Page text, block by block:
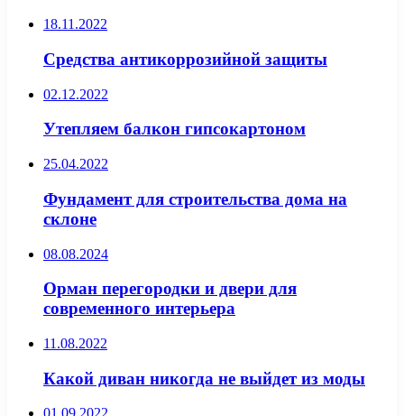
18.11.2022
Средства антикоррозийной защиты
02.12.2022
Утепляем балкон гипсокартоном
25.04.2022
Фундамент для строительства дома на
склоне
08.08.2024
Орман перегородки и двери для
современного интерьера
11.08.2022
Какой диван никогда не выйдет из моды